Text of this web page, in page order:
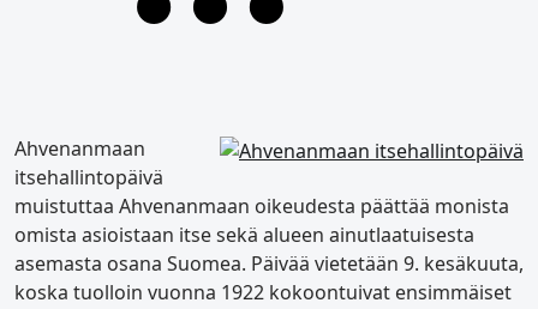
Ahvenanmaan
itsehallintopäivä
muistuttaa Ahvenanmaan oikeudesta päättää monista
omista asioistaan itse sekä alueen ainutlaatuisesta
asemasta osana Suomea. Päivää vietetään 9. kesäkuuta,
koska tuolloin vuonna 1922 kokoontuivat ensimmäiset